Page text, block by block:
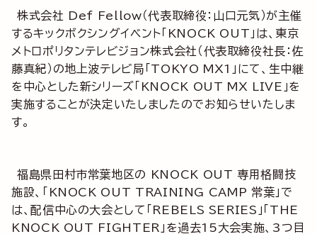
株式会社 Def Fellow（代表取締役：山口元気）が主催
するキックボクシングイベント「KNOCK OUT」は、東京
メトロポリタンテレビジョン株式会社（代表取締役社長：佐
藤真紀）の地上波テレビ局「TOKYO MX1」にて、生中継
を中心とした新シリーズ「KNOCK OUT MX LIVE」を
実施することが決定いたしましたのでお知らせいたしま
す。
福島県田村市常葉地区の KNOCK OUT 専用格闘技
施設、「KNOCK OUT TRAINING CAMP 常葉」で
は、配信中心の大会として「REBELS SERIES」「THE
KNOCK OUT FIGHTER」を過去15大会実施、3つ目